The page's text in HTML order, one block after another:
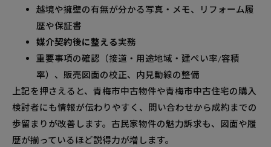
青梅市不動産査定の精度を上げる現地チェックと事
前整備術
現地チェックリストで見落としゼロを目指す
測量・越境解消・残置撤去の優先順位で売却を
スムーズに
青梅市不動産売却でよくある質問と答えをまるごと
解説
質問別に知りたいポイントがすぐわかる参照ガ
越境や擁壁の有無が分かる写真・メモ、リフォーム履
歴や保証書
媒介契約後に整える実務
重要事項の確認（接道・用途地域・建ぺい率/容積
率）、販売図面の校正、内見動線の整備
上記を押さえると、青梅市中古物件や青梅市中古住宅の購入
検討者にも情報が伝わりやすく、問い合わせから成約までの
歩留まりが改善します。古民家物件の魅力訴求も、図面や履
歴が揃っているほど説得力が増します。